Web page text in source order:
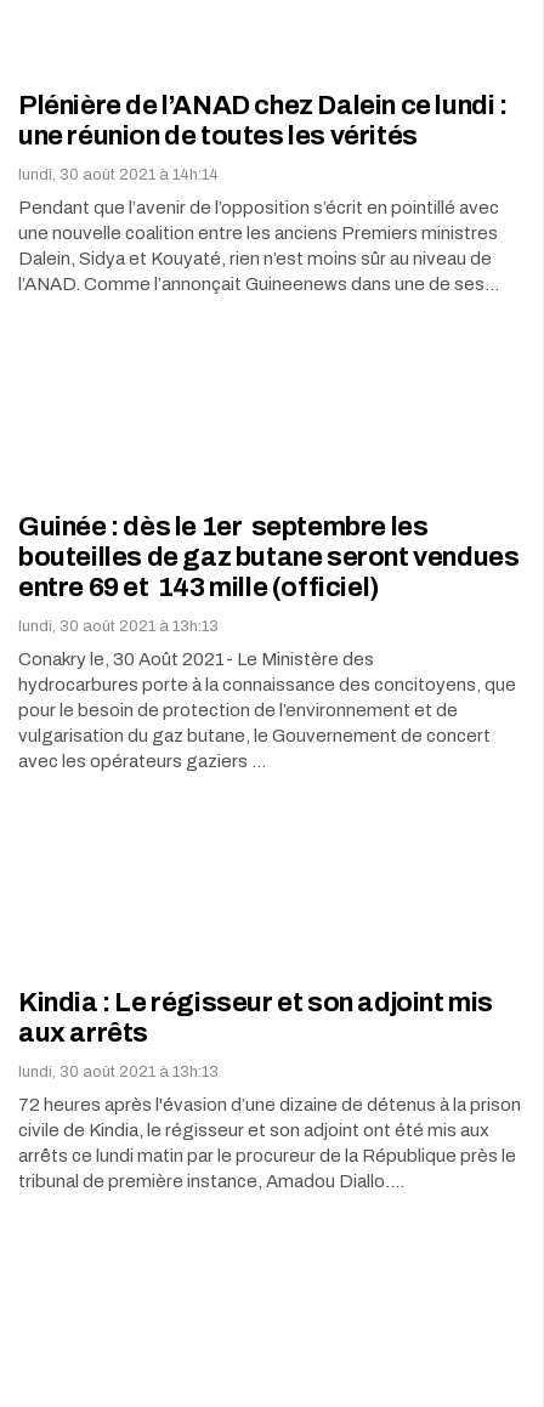
Plénière de l’ANAD chez Dalein ce lundi :
une réunion de toutes les vérités
lundi, 30 août 2021 à 14h:14
Pendant que l’avenir de l’opposition s’écrit en pointillé avec
une nouvelle coalition entre les anciens Premiers ministres
Dalein, Sidya et Kouyaté, rien n’est moins sûr au niveau de
l’ANAD. Comme l’annonçait Guineenews dans une de ses…
Guinée : dès le 1er septembre les
bouteilles de gaz butane seront vendues
entre 69 et 143 mille (officiel)
lundi, 30 août 2021 à 13h:13
Conakry le, 30 Août 2021- Le Ministère des
hydrocarbures porte à la connaissance des concitoyens, que
pour le besoin de protection de l’environnement et de
vulgarisation du gaz butane, le Gouvernement de concert
avec les opérateurs gaziers …
Kindia : Le régisseur et son adjoint mis
aux arrêts
lundi, 30 août 2021 à 13h:13
72 heures après l'évasion d’une dizaine de détenus à la prison
civile de Kindia, le régisseur et son adjoint ont été mis aux
arrêts ce lundi matin par le procureur de la République près le
tribunal de première instance, Amadou Diallo.…